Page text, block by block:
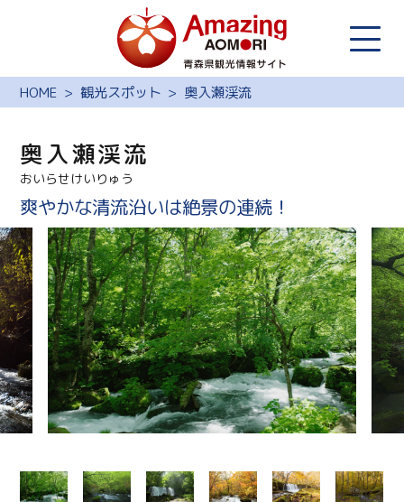
HOME 観光スポット 奥入瀬渓流
奥入瀬渓流
おいらせけいりゅう
爽やかな清流沿いは絶景の連続！